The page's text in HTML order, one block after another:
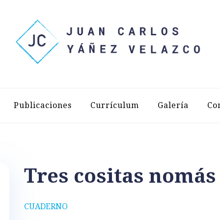
YÁÑEZ
Publicaciones Currículum Galería
CUADERNO
Tres cositas nomás